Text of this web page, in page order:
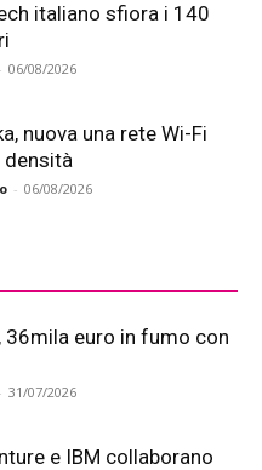
italiano sfiora i 140
- 06/08/2026
nuova una rete Wi-Fi
densità
- 06/08/2026
36mila euro in fumo con
- 31/07/2026
e IBM collaborano